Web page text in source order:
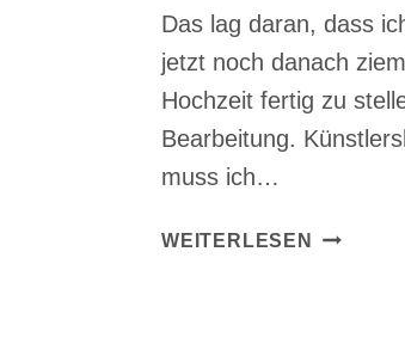
Das lag daran, dass
jetzt noch danach
Hochzeit fertig zu
Bearbeitung.
muss ich…
WEITERLESEN